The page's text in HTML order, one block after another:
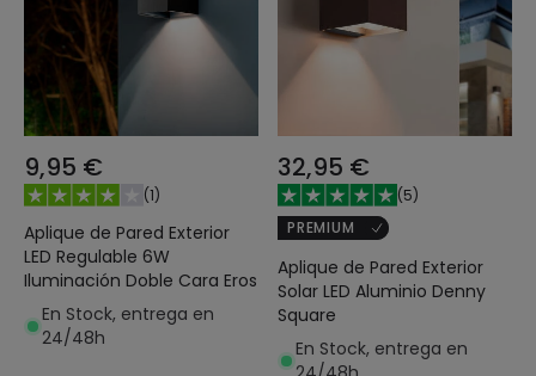
9,95 €
(1)
Aplique de Pared Exterior
LED Regulable 6W
Iluminación Doble Cara Eros
En Stock, entrega en
24/48h
32,95 €
(5)
PREMIUM
Aplique de Pared Exterior
Solar LED Aluminio Denny
Square
En Stock, entrega en